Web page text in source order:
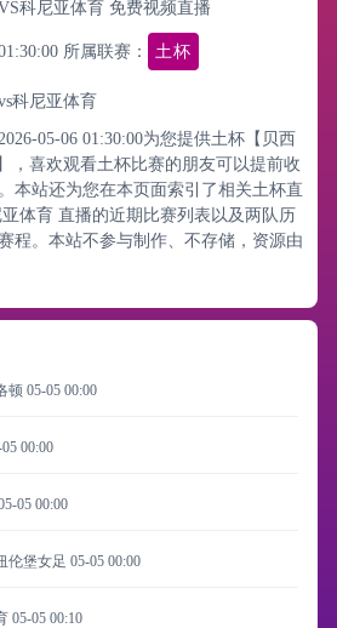
科尼亚体育 免费视频直播
所属联赛： 土杯
科尼亚体育
05-06 01:30:00为您提供土杯【贝西
，喜欢观看土杯比赛的朋友可以提前收
本站还为您在本页面索引了相关土杯直
体育 直播的近期比赛列表以及两队历
程。本站不参与制作、不存储，资源由
顿 05-05 00:00
00:00
05 00:00
伦堡女足 05-05 00:00
05-05 00:10